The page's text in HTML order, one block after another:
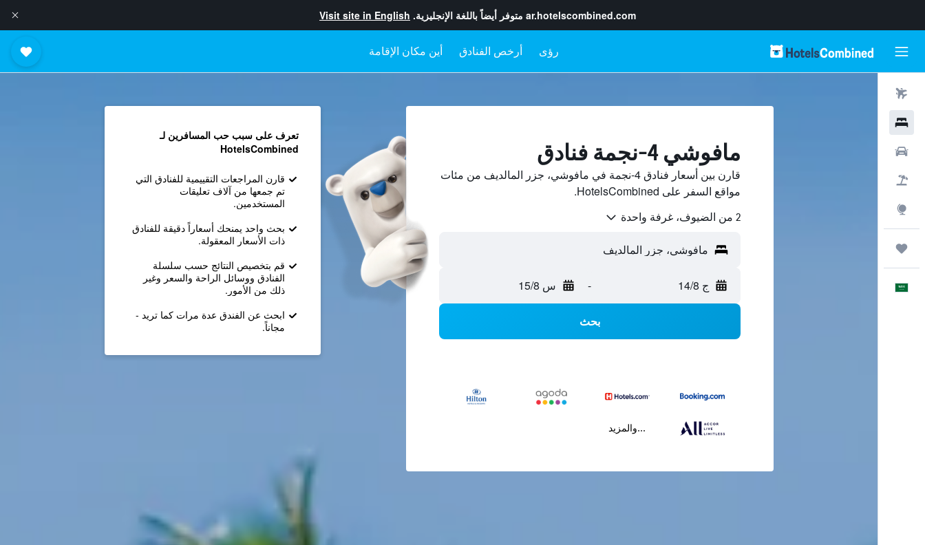
ar.hotelscombined.com متوفر أيضاً باللغة الإنجليزية. Visit site in English
رؤى أرخص الفنادق أين مكان الإقامة
مافوشي 4-نجمة فنادق
قارن بين أسعار فنادق 4-نجمة في مافوشي، جزر المالديف من مئات
مواقع السفر على HotelsCombined.
2 من الضيوف، غرفة واحدة
ج 14/8 - س 15/8
بحث
...والمزيد
تعرف على سبب حب المسافرين لـ
HotelsCombined
قارن المراجعات التقييمية للفنادق التي
تم جمعها من آلاف تعليقات
المستخدمين.
بحث واحد يمنحك أسعاراً دقيقة للفنادق
ذات الأسعار المعقولة.
قم بتخصيص النتائج حسب سلسلة
الفنادق ووسائل الراحة والسعر وغير
ذلك من الأمور.
ابحث عن الفندق عدة مرات كما تريد -
مجاناً.